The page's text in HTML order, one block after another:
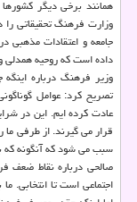
همانند برخی دیگر
وزارت فرهنگ تحقیقاتی را
جامعه و اعتقادات مذهبی
داده است که روحیه همدلی
وزیر فرهنگ درباره
تصریح کرد: عوامل
عادت کرده ایم. این در
قرار می گیرند. از طرفی
سبب می شود که آنگونه که
صالحی درباره نقاط ضعف
اجتماعی است تا انتخابی.